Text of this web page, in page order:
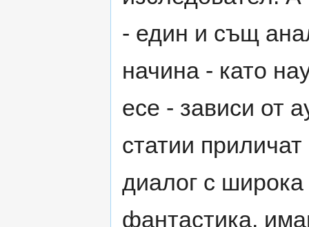
- един и същ
начина - като
есе - зависи от
статии
диалог с широка
фантастика,